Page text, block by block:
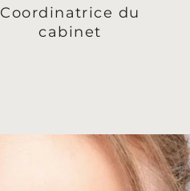
Coordinatrice du
cabinet